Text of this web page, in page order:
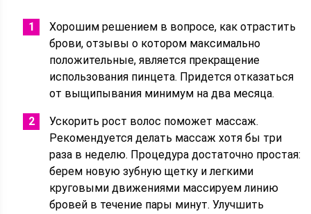
Хорошим решением в вопросе, как отрастить
брови, отзывы о котором максимально
положительные, является прекращение
использования пинцета. Придется отказаться
от выщипывания минимум на два месяца.
Ускорить рост волос поможет массаж.
Рекомендуется делать массаж хотя бы три
раза в неделю. Процедура достаточно простая:
берем новую зубную щетку и легкими
круговыми движениями массируем линию
бровей в течение пары минут. Улучшить